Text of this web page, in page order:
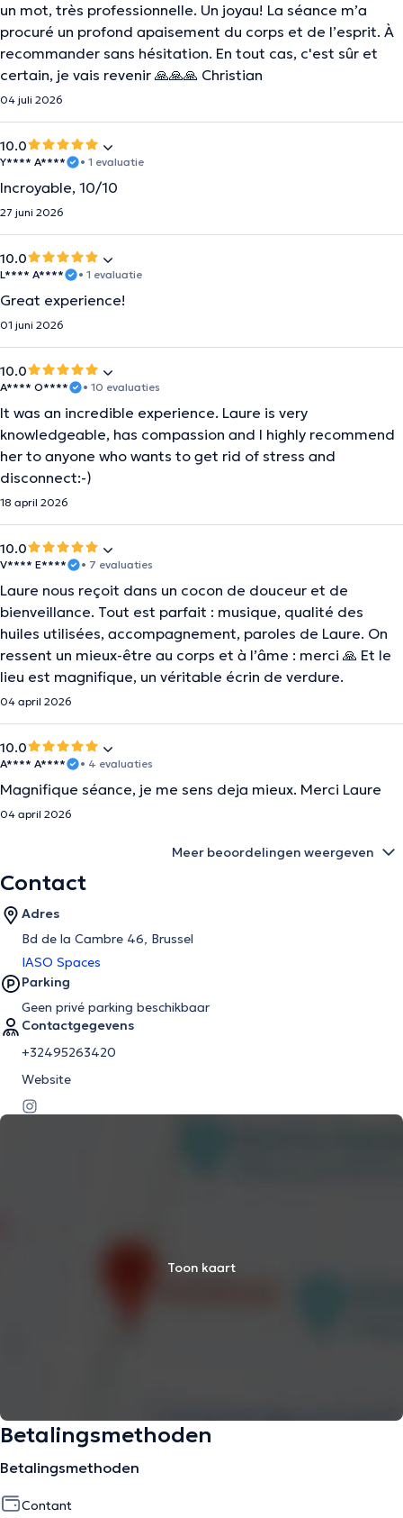
un mot, très professionnelle. Un joyau! La séance m’a
procuré un profond apaisement du corps et de l’esprit. À
recommander sans hésitation. En tout cas, c'est sûr et
certain, je vais revenir 🙏🙏🙏 Christian
04 juli 2026
10.0
Y**** A**** • 1 evaluatie
Incroyable, 10/10
27 juni 2026
10.0
L**** A**** • 1 evaluatie
Great experience!
01 juni 2026
10.0
A**** O**** • 10 evaluaties
It was an incredible experience. Laure is very
knowledgeable, has compassion and I highly recommend
her to anyone who wants to get rid of stress and
disconnect:-)
18 april 2026
10.0
V**** E**** • 7 evaluaties
Laure nous reçoit dans un cocon de douceur et de
bienveillance. Tout est parfait : musique, qualité des
huiles utilisées, accompagnement, paroles de Laure. On
ressent un mieux-être au corps et à l’âme : merci 🙏 Et le
lieu est magnifique, un véritable écrin de verdure.
04 april 2026
10.0
A**** A**** • 4 evaluaties
Magnifique séance, je me sens deja mieux. Merci Laure
04 april 2026
Meer beoordelingen weergeven
Contact
Adres
Bd de la Cambre 46, Brussel
IASO Spaces
Parking
Geen privé parking beschikbaar
Contactgegevens
+32495263420
Website
Toon kaart
Betalingsmethoden
Betalingsmethoden
Contant